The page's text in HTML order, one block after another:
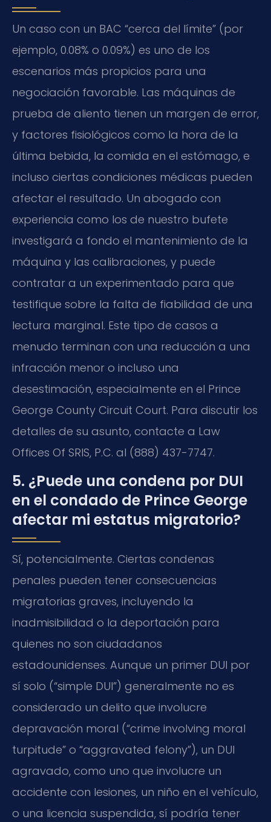
Un caso con un BAC “cerca del límite” (por
ejemplo, 0.08% o 0.09%) es uno de los
escenarios más propicios para una
negociación favorable. Las máquinas de
prueba de aliento tienen un margen de error,
y factores fisiológicos como la hora de la
última bebida, la comida en el estómago, e
incluso ciertas condiciones médicas pueden
afectar el resultado. Un abogado con
experiencia como los de nuestro bufete
investigará a fondo el mantenimiento de la
máquina y las calibraciones, y puede
contratar a un experimentado para que
testifique sobre la falta de fiabilidad de una
lectura marginal. Este tipo de casos a
menudo terminan con una reducción a una
infracción menor o incluso una
desestimación, especialmente en el Prince
George County Circuit Court. Para discutir los
detalles de su asunto, contacte a Law
Offices Of SRIS, P.C. al (888) 437-7747.
5. ¿Puede una condena por DUI
en el condado de Prince George
afectar mi estatus migratorio?
Sí, potencialmente. Ciertas condenas
penales pueden tener consecuencias
migratorias graves, incluyendo la
inadmisibilidad o la deportación para
quienes no son ciudadanos
estadounidenses. Aunque un primer DUI por
sí solo (“simple DUI”) generalmente no es
considerado un delito que involucre
depravación moral (“crime involving moral
turpitude” o “aggravated felony”), un DUI
agravado, como uno que involucre un
accidente con lesiones, un niño en el vehículo,
o una licencia suspendida, sí podría tener